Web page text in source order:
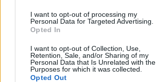
I want to opt-out of processing my
Personal Data for Targeted Advertising.
Opted In
I want to opt-out of Collection, Use,
Retention, Sale, and/or Sharing of my
Personal Data that Is Unrelated with the
Purposes for which it was collected.
Opted Out
Kela muistuttaa tärkeästä
ikärajasta